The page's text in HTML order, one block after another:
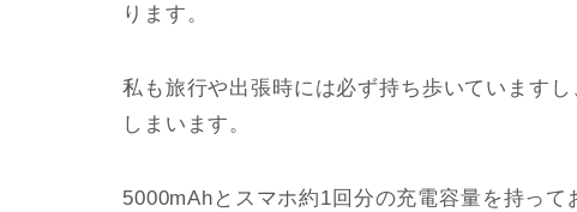
ります。
私も旅行や出張時には必ず持ち歩いています
しまいます。
5000mAhとスマホ約1回分の充電容量を持っ